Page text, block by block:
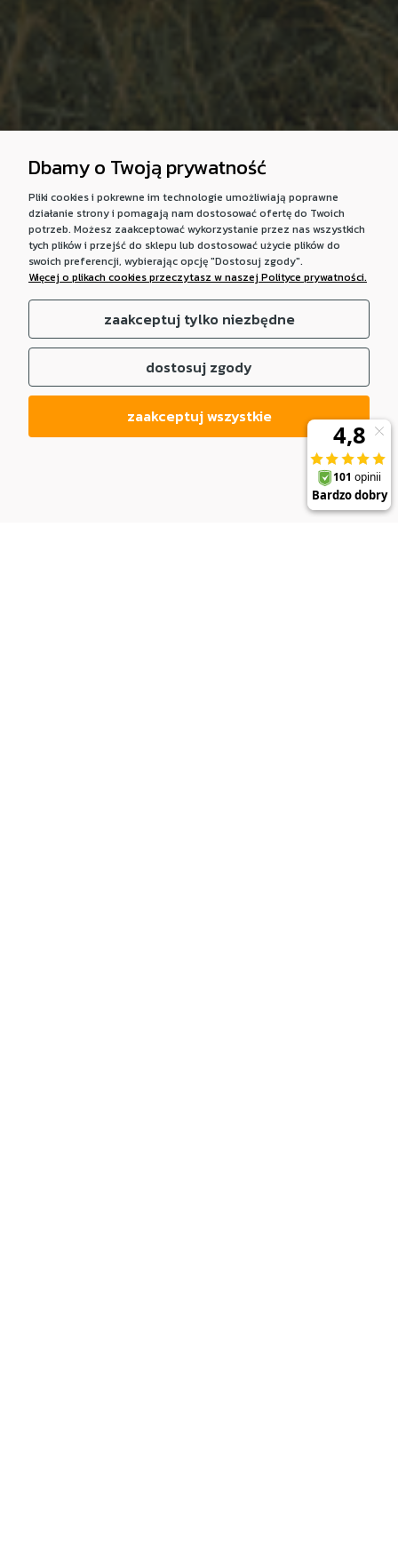
Dbamy o Twoją prywatność
Pliki cookies i pokrewne im technologie umożliwiają poprawne
działanie strony i pomagają nam dostosować ofertę do Twoich
potrzeb. Możesz zaakceptować wykorzystanie przez nas wszystkich
tych plików i przejść do sklepu lub dostosować użycie plików do
swoich preferencji, wybierając opcję "Dostosuj zgody".
Więcej o plikach cookies przeczytasz w naszej Polityce prywatności.
zaakceptuj tylko niezbędne
dostosuj zgody
zaakceptuj wszystkie